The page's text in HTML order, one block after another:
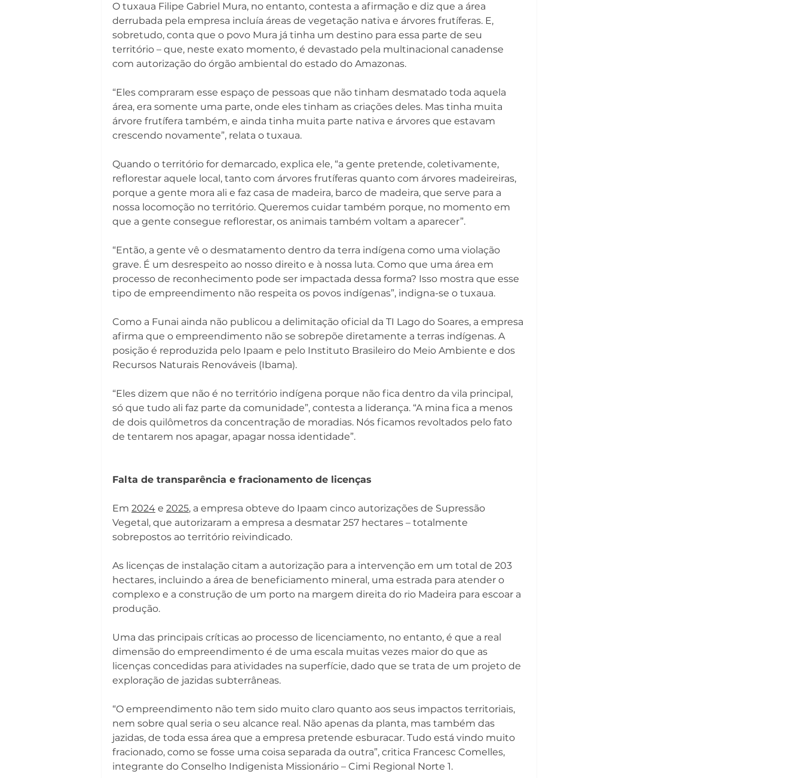
O tuxaua Filipe Gabriel Mura, no entanto, contesta a afirmação e diz que a área
derrubada pela empresa incluía áreas de vegetação nativa e árvores frutíferas. E,
sobretudo, conta que o povo Mura já tinha um destino para essa parte de seu
território – que, neste exato momento, é devastado pela multinacional canadense
com autorização do órgão ambiental do estado do Amazonas.
“Eles compraram esse espaço de pessoas que não tinham desmatado toda aquela
área, era somente uma parte, onde eles tinham as criações deles. Mas tinha muita
árvore frutífera também, e ainda tinha muita parte nativa e árvores que estavam
crescendo novamente”, relata o tuxaua.
Quando o território for demarcado, explica ele, “a gente pretende, coletivamente,
reflorestar aquele local, tanto com árvores frutíferas quanto com árvores madeireiras,
porque a gente mora ali e faz casa de madeira, barco de madeira, que serve para a
nossa locomoção no território. Queremos cuidar também porque, no momento em
que a gente consegue reflorestar, os animais também voltam a aparecer”.
“Então, a gente vê o desmatamento dentro da terra indígena como uma violação
grave. É um desrespeito ao nosso direito e à nossa luta. Como que uma área em
processo de reconhecimento pode ser impactada dessa forma? Isso mostra que esse
tipo de empreendimento não respeita os povos indígenas”, indigna-se o tuxaua.
Como a Funai ainda não publicou a delimitação oficial da TI Lago do Soares, a empresa
afirma que o empreendimento não se sobrepõe diretamente a terras indígenas. A
posição é reproduzida pelo Ipaam e pelo Instituto Brasileiro do Meio Ambiente e dos
Recursos Naturais Renováveis (Ibama).
“Eles dizem que não é no território indígena porque não fica dentro da vila principal,
só que tudo ali faz parte da comunidade”, contesta a liderança. “A mina fica a menos
de dois quilômetros da concentração de moradias. Nós ficamos revoltados pelo fato
de tentarem nos apagar, apagar nossa identidade”.
Falta de transparência e fracionamento de licenças
Em 2024 e 2025, a empresa obteve do Ipaam cinco autorizações de Supressão
Vegetal, que autorizaram a empresa a desmatar 257 hectares – totalmente
sobrepostos ao território reivindicado.
As licenças de instalação citam a autorização para a intervenção em um total de 203
hectares, incluindo a área de beneficiamento mineral, uma estrada para atender o
complexo e a construção de um porto na margem direita do rio Madeira para escoar a
produção.
Uma das principais críticas ao processo de licenciamento, no entanto, é que a real
dimensão do empreendimento é de uma escala muitas vezes maior do que as
licenças concedidas para atividades na superfície, dado que se trata de um projeto de
exploração de jazidas subterrâneas.
“O empreendimento não tem sido muito claro quanto aos seus impactos territoriais,
nem sobre qual seria o seu alcance real. Não apenas da planta, mas também das
jazidas, de toda essa área que a empresa pretende esburacar. Tudo está vindo muito
fracionado, como se fosse uma coisa separada da outra”, critica Francesc Comelles,
integrante do Conselho Indigenista Missionário – Cimi Regional Norte 1.